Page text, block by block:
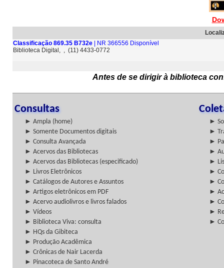
Classificação 869.35 B732e | NR 366556 Disponível
Biblioteca Digital, , (11) 4433-0772
Antes de se dirigir à biblioteca
Consultas
► Ampla (home)
►
► Somente Documentos digitais
►
► Consulta Avançada
►
► Acervos das Bibliotecas
►
► Acervos das Bibliotecas (especificado)
►
► Livros Eletrônicos
►
► Catálogos de Autores e Assuntos
►
► Artigos eletrônicos em PDF
►
► Acervo audiolivros e livros falados
►
► Vídeos
►
► Biblioteca Viva: consulta
►
► HQs da Gibiteca
► Produção Acadêmica
► Crônicas de Nair Lacerda
► Pinacoteca de Santo André